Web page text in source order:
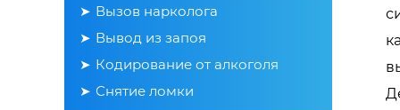
Вызов нарколога
Вывод из запоя
Кодирование от алкоголя
Снятие ломки